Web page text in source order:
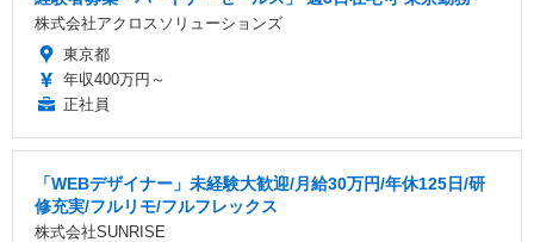
株式会社アクロスソリューションズ
東京都
年収400万円～
正社員
「WEBデザイナー」未経験大歓迎/月給30万円/年休125日/研
修充実/フルリモ/フルフレックス
株式会社SUNRISE